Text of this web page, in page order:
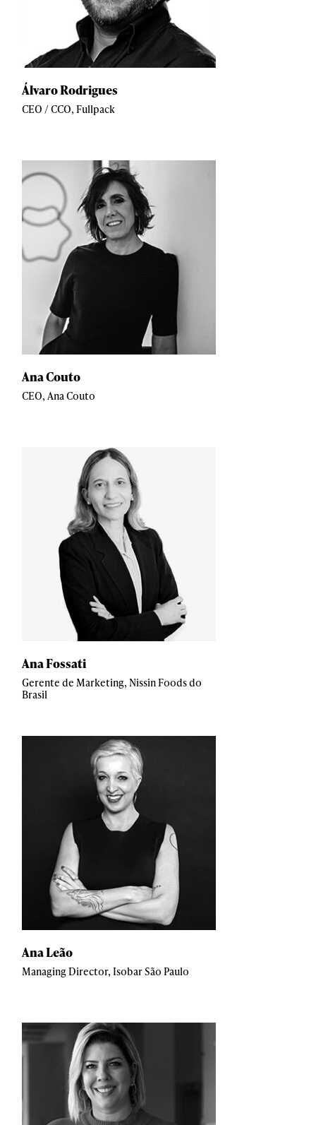
Álvaro Rodrigues
CEO / CCO, Fullpack
Ana Couto
CEO, Ana Couto
Ana Fossati
Gerente de Marketing, Nissin Foods do
Brasil
Ana Leão
Managing Director, Isobar São Paulo